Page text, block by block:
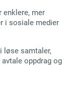
enklere, mer
i sosiale medier
løse samtaler,
oppdrag og